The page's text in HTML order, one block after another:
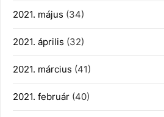
2021. május (34)
2021. április (32)
2021. március (41)
2021. február (40)